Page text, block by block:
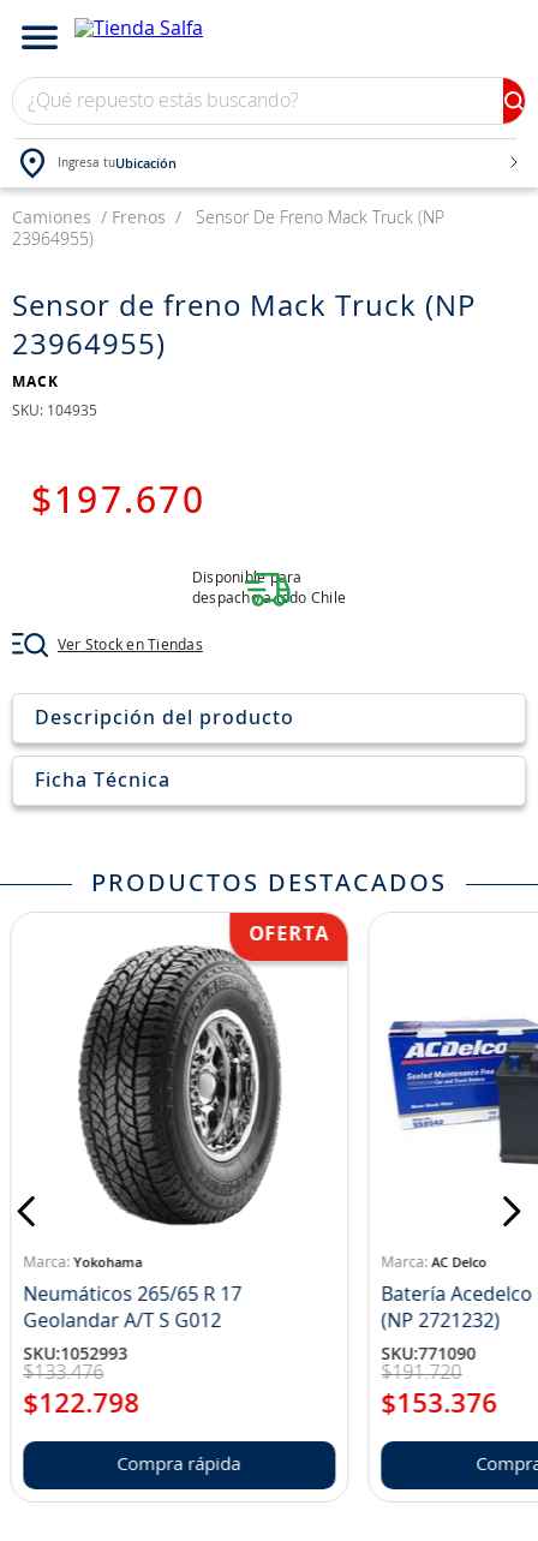
¿Qué repuesto estás buscando?
Ingresa tuUbicación
Camiones Frenos
Sensor De Freno Mack Truck (NP
23964955)
Sensor de freno Mack Truck (NP
23964955)
MACK
: 104935
$197.670
Disponible para
despacho a todo Chile
Ver Stock en Tiendas
Descripción del producto
Ficha Técnica
PRODUCTOS DESTACADOS
Yokohama
Neumáticos 265/65 R 17
Geolandar A/T S G012
SKU:1052993
$133.476
$122.798
Compra rápida
AC Delco
Batería Acedelco
(NP 2721232)
SKU:771090
$191.720
$153.376
TÉRMINOS MÁS BUSCADOS
2.
neumáticos
3.
westlake
4.
7.
chevrolet
10
185